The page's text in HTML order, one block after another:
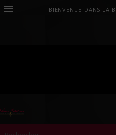
 BIENVENUE DANS LA